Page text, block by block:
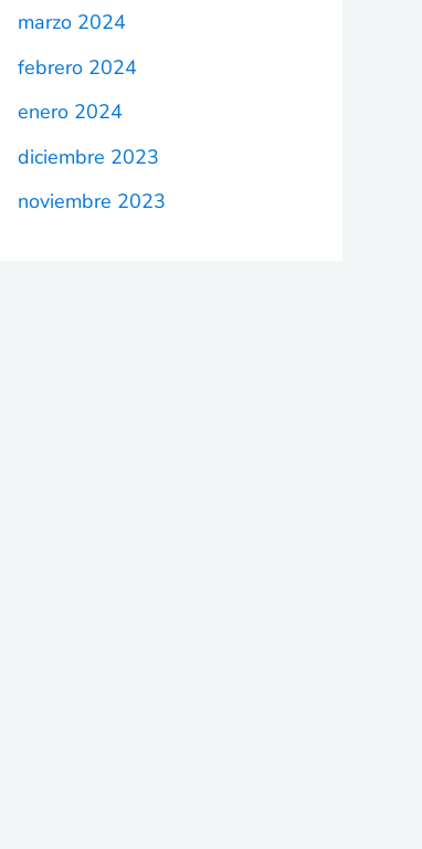
marzo 2024
febrero 2024
enero 2024
diciembre 2023
noviembre 2023